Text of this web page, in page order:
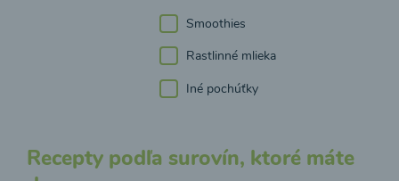
Smoothies
Rastlinné mlieka
Iné pochúťky
Recepty podľa surovín, ktoré máte